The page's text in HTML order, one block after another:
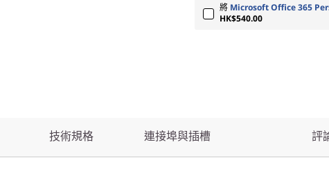
將 Microsoft Office 365
HK$540.00
技術規格 連接埠與插槽 評